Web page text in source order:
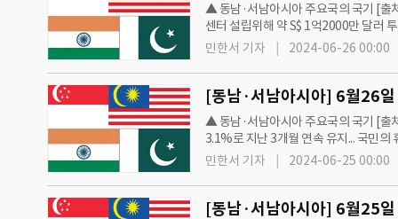
▲ 동남·서남아시아 주요국의 국기 [
센터 설립위해 약 S$ 1억2000만 달러
예정[싱가포르] 인력부(MOM), 2023
민한서 기자 2024-06-26 00:00
▲ 동남·서남아시아 주요국의 국기 [출
3.1%로 지난 3개월 연속 유지... 국민
2024년 7월1일부터 공항과 만다이 야
민한서 기자 2024-06-25 00:00